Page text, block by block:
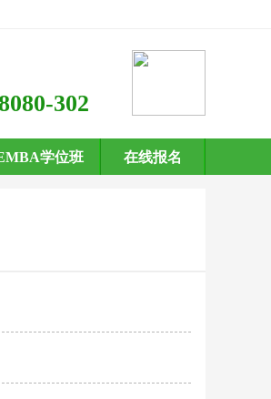
302
学位班 在线报名